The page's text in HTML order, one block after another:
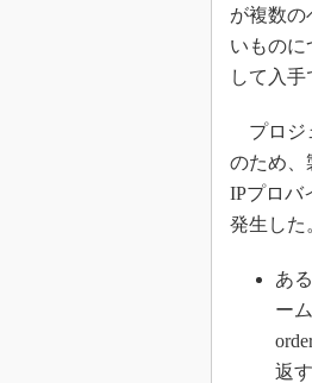
が複数の
いものに
して入
プロジ
のため、
IPプロバ
発生した
あ
ー
返